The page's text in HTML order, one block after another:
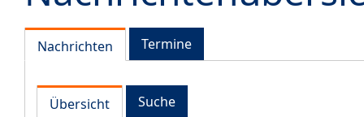
Nachrichten Termine
Übersicht Suche